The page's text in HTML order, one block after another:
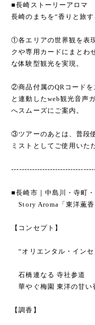
■長崎ストーリーアロマ
長崎のまちを“香りと旅す
①各エリアの世界観を表
クや専用カードにまとわ
な体験型観光を実現。
②商品付属のQRコードを
と連動したweb観光音声
へスムーズにご案内。
③ツアーのあとは、普段
ミストとしてご使用いた
■長崎市｜中島川・寺町
Story Aroma「東洋薫香
【コンセプト】
“オリエンタル・インセ
石橋連なる 寺社参道
華やぐ梅園 東洋の甘い
【調香】